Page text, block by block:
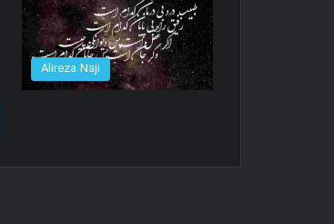
Alireza Naji